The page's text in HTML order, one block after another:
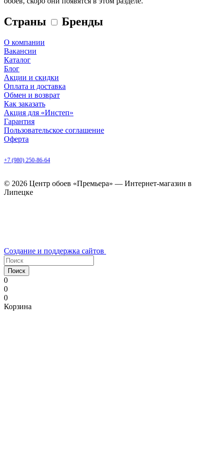
Страны Бренды
О компании
Вакансии
Каталог
Блог
Акции и скидки
Оплата и доставка
Обмен и возврат
Как заказать
Акция для «Инстеп»
Гарантия
Пользовательское соглашение
Оферта
+7 (980) 250-86-64
© 2026 Центр обоев «Премьера» — Интернет-магазин в
Липецке
Создание и поддержка сайтов
Поиск
0
0
0
Корзина